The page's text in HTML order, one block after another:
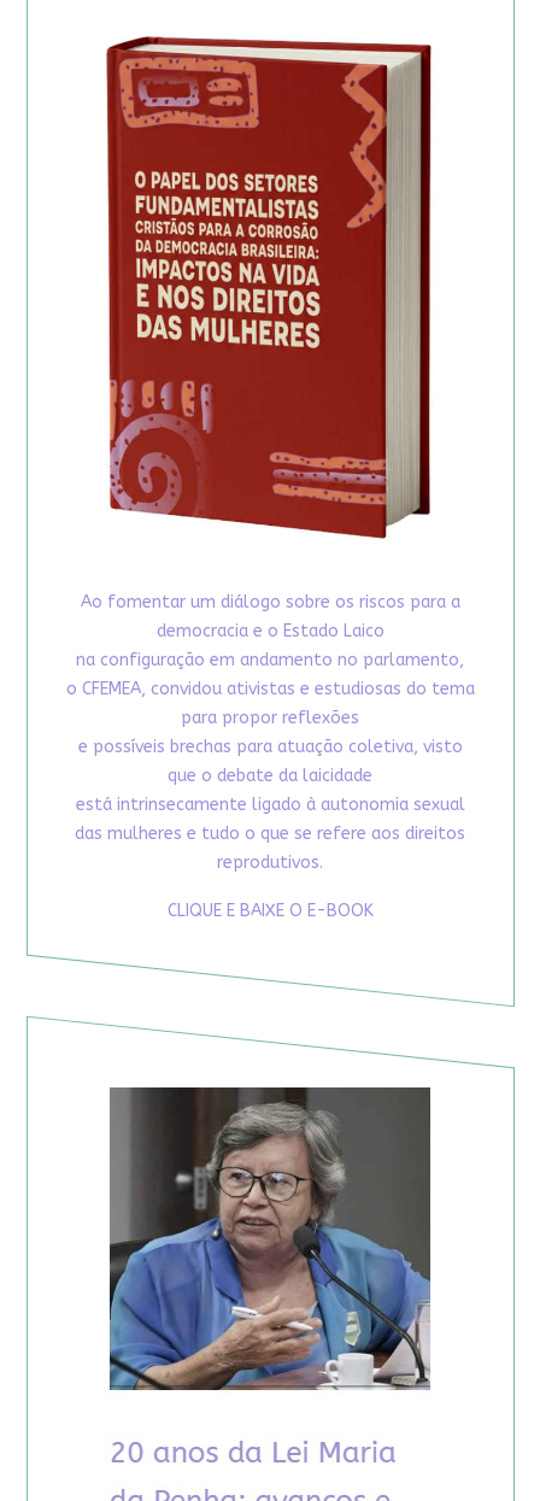
Ao fomentar um diálogo sobre os riscos para a
democracia e o Estado Laico
na configuração em andamento no parlamento,
o CFEMEA, convidou ativistas e estudiosas do tema
para propor reflexões
e possíveis brechas para atuação coletiva, visto
que o debate da laicidade
está intrinsecamente ligado à autonomia sexual
das mulheres e tudo o que se refere aos direitos
reprodutivos.
CLIQUE E BAIXE O E-BOOK